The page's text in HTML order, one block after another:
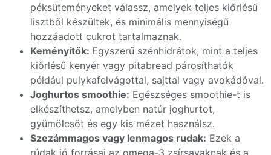
péksüteményeket válassz, amelyek teljes kiőrlésű
lisztből készültek, és minimális mennyiségű
hozzáadott cukrot tartalmaznak.
Keményítők: Egyszerű szénhidrátok, mint a teljes
kiőrlésű kenyér vagy pitabread párosíthatók
például pulykafelvágottal, sajttal vagy avokádóval.
Joghurtos smoothie: Egészséges smoothie-t is
elkészíthetsz, amelyben natúr joghurtot,
gyümölcsöt és egy kis mézet használsz.
Szezámmagos vagy lenmagos rudak: Ezek a